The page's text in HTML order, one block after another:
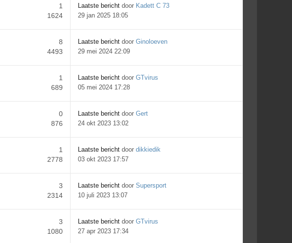
1
1624
Laatste bericht door Kadett C 73
29 jan 2025 18:05
8
4493
Laatste bericht door Ginoloeven
29 mei 2024 22:09
1
689
Laatste bericht door GTvirus
05 mei 2024 17:28
0
876
Laatste bericht door Gert
24 okt 2023 13:02
1
2778
Laatste bericht door dikkiedik
03 okt 2023 17:57
3
2314
Laatste bericht door Supersport
10 juli 2023 13:07
3
1080
Laatste bericht door GTvirus
27 apr 2023 17:34